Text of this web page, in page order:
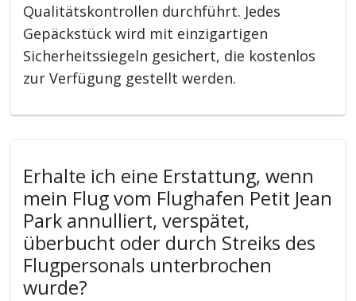
Qualitätskontrollen durchführt. Jedes
Gepäckstück wird mit einzigartigen
Sicherheitssiegeln gesichert, die kostenlos
zur Verfügung gestellt werden.
Erhalte ich eine Erstattung, wenn
mein Flug vom Flughafen Petit Jean
Park annulliert, verspätet,
überbucht oder durch Streiks des
Flugpersonals unterbrochen
wurde?